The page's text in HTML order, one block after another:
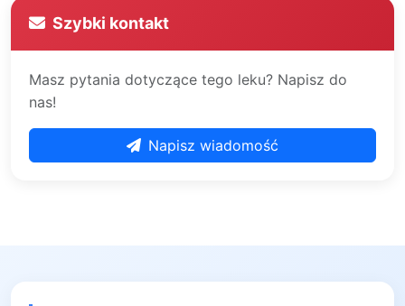
Szybki kontakt
Masz pytania dotyczące tego leku? Napisz do
nas!
Napisz wiadomość